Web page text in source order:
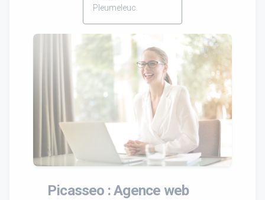
Pleumeleuc.
Picasseo : Agence web